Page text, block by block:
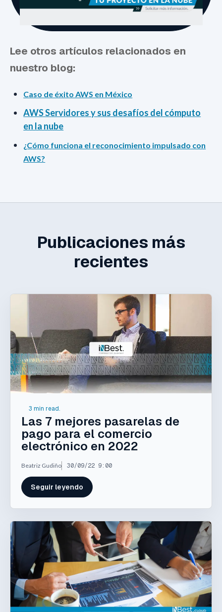
Lee otros artículos relacionados en
nuestro blog:
Caso de éxito AWS en México
AWS Servidores y sus desafíos del cómputo
en la nube
¿Cómo funciona el reconocimiento impulsado con
AWS?
Publicaciones más
recientes
3 min read.
Las 7 mejores pasarelas de
pago para el comercio
electrónico en 2022
Beatriz Gudiño 30/09/22 9:00
Seguir leyendo